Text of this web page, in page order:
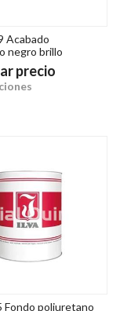
Acabado
negro brillo
precio
Fondo poliuretano